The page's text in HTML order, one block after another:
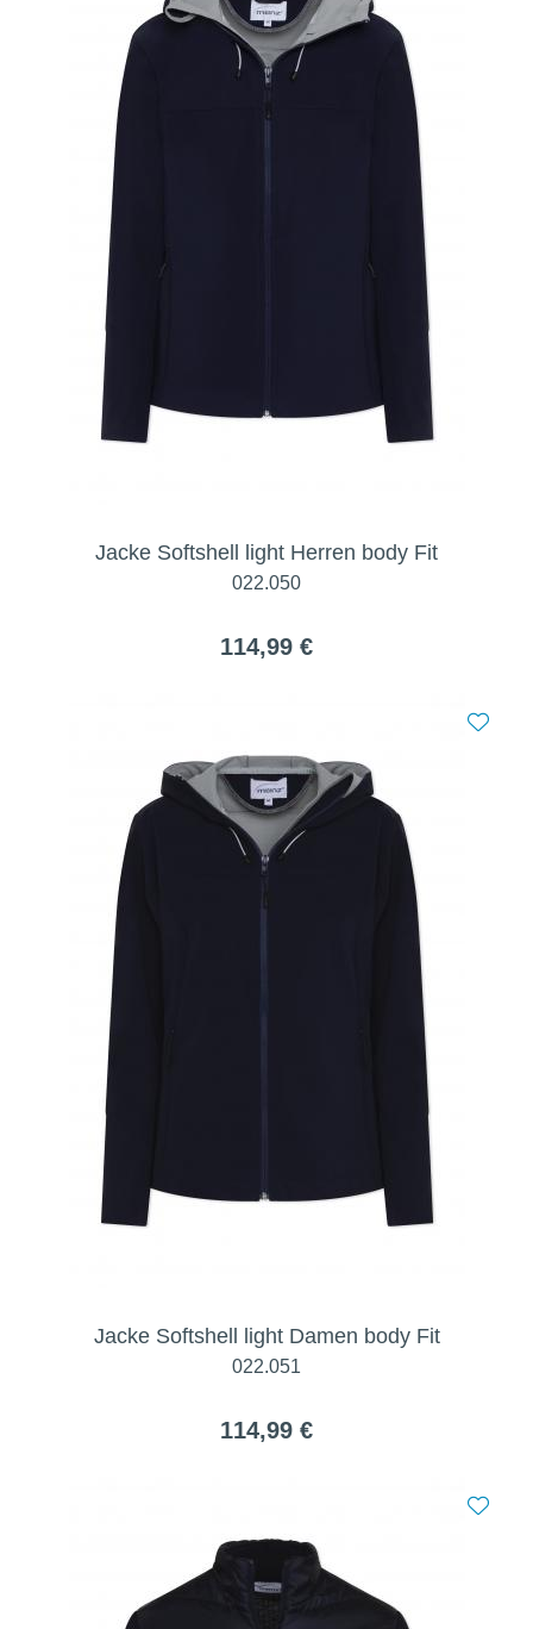
Jacke Softshell light Herren body Fit
022.050
114,99 €
Jacke Softshell light Damen body Fit
022.051
114,99 €